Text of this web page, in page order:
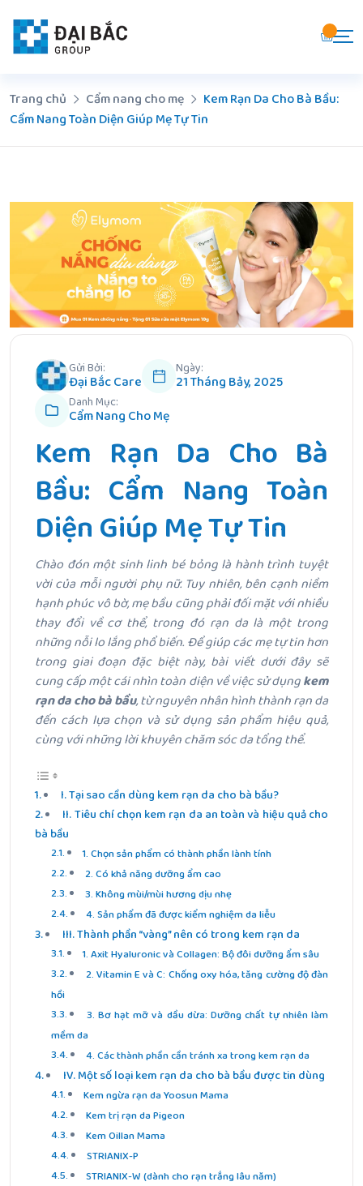
đến
nội
Trang chủ
Cẩm nang cho mẹ
Kem Rạn Da Cho Bà Bầu:
Cẩm Nang Toàn Diện Giúp Mẹ Tự Tin
Gửi Bởi:
Đại Bắc Care
Ngày:
21 Tháng Bảy, 2025
Danh Mục:
Cẩm Nang Cho Mẹ
Kem Rạn Da Cho Bà
Bầu: Cẩm Nang Toàn
Diện Giúp Mẹ Tự Tin
Chào đón một sinh linh bé bỏng là hành trình tuyệt
vời của mỗi người phụ nữ. Tuy nhiên, bên cạnh niềm
hạnh phúc vô bờ, mẹ bầu cũng phải đối mặt với nhiều
thay đổi về cơ thể, trong đó rạn da là một trong
những nỗi lo lắng phổ biến. Để giúp các mẹ tự tin hơn
trong giai đoạn đặc biệt này, bài viết dưới đây sẽ
cung cấp một cái nhìn toàn diện về việc sử dụngkem
rạn da cho bà bầu, từ nguyên nhân hình thành rạn da
đến cách lựa chọn và sử dụng sản phẩm hiệu quả,
cùng với những lời khuyên chăm sóc da tổng thể.
I. Tại sao cần dùng kem rạn da cho bà bầu?
II. Tiêu chí chọn kem rạn da an toàn và hiệu quả cho
bà bầu
1. Chọn sản phẩm có thành phần lành tính
2. Có khả năng dưỡng ẩm cao
3. Không mùi/mùi hương dịu nhẹ
4. Sản phẩm đã được kiểm nghiệm da liễu
III. Thành phần “vàng” nên có trong kem rạn da
1. Axit Hyaluronic và Collagen: Bộ đôi dưỡng ẩm sâu
2. Vitamin E và C: Chống oxy hóa, tăng cường độ đàn
hồi
3. Bơ hạt mỡ và dầu dừa: Dưỡng chất tự nhiên làm
mềm da
4. Các thành phần cần tránh xa trong kem rạn da
IV. Một số loại kem rạn da cho bà bầu được tin dùng
Kem ngừa rạn da Yoosun Mama
Kem trị rạn da Pigeon
Kem Oillan Mama
STRIANIX-P
STRIANIX-W (dành cho rạn trắng lâu năm)